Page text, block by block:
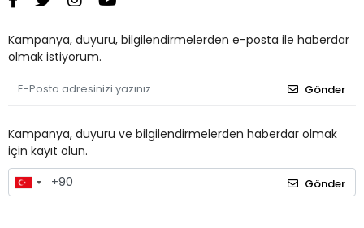
Kampanya, duyuru, bilgilendirmelerden e-posta ile haberdar
olmak istiyorum.
Gönder
Kampanya, duyuru ve bilgilendirmelerden haberdar olmak
için kayıt olun.
Gönder